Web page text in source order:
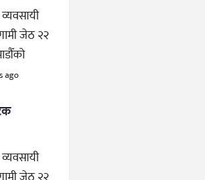
जेठ २२
ago